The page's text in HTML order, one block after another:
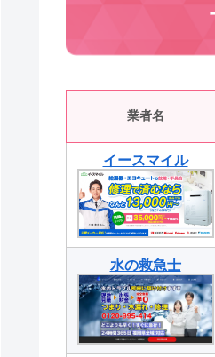
業者名
イースマイル
水の救急士